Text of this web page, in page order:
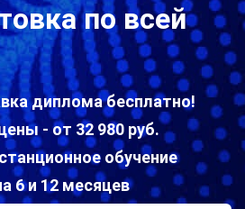
по всей
диплома бесплатно!
- от 32 980 руб.
обучение
6 и 12 месяцев